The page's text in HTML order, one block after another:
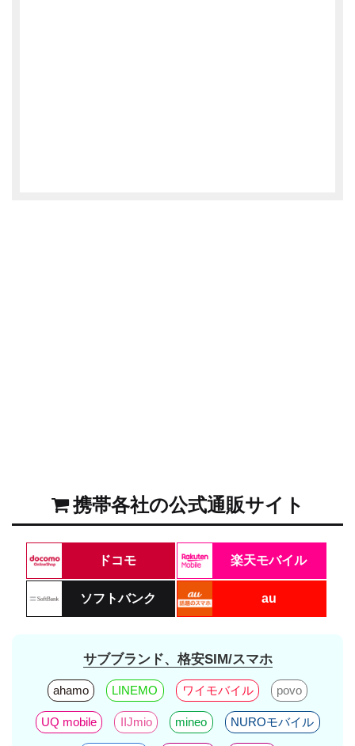
携帯各社の公式通販サイト
ドコモ 楽天モバイル
ソフトバンク au
サブブランド、格安SIM/スマホ
ahamo LINEMO ワイモバイル povo
UQ mobile IIJmio mineo NUROモバイル